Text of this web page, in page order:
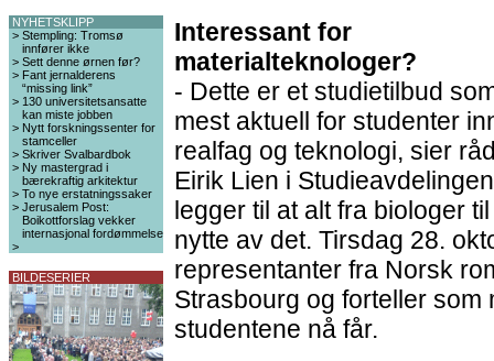
NYHETSKLIPP
> Stempling: Tromsø
innfører ikke
> Sett denne ørnen før?
> Fant jernalderens
“missing link”
> 130 universitetsansatte
kan miste jobben
> Nytt forskningssenter for
stamceller
> Skriver Svalbardbok
> Ny mastergrad i
bærekraftig arkitektur
> To nye erstatningssaker
> Jerusalem Post:
Boikottforslag vekker
internasjonal fordømmelse
>
BILDESERIER
Interessant for
materialteknologer?
- Dette er et studietilbud
mest aktuell for studenter
realfag og teknologi, sier
Eirik Lien i
legger til at alt fra biologer
nytte av det. Tirsdag 28.
representanter fra Norsk
Strasbourg og forteller som
studentene nå får.